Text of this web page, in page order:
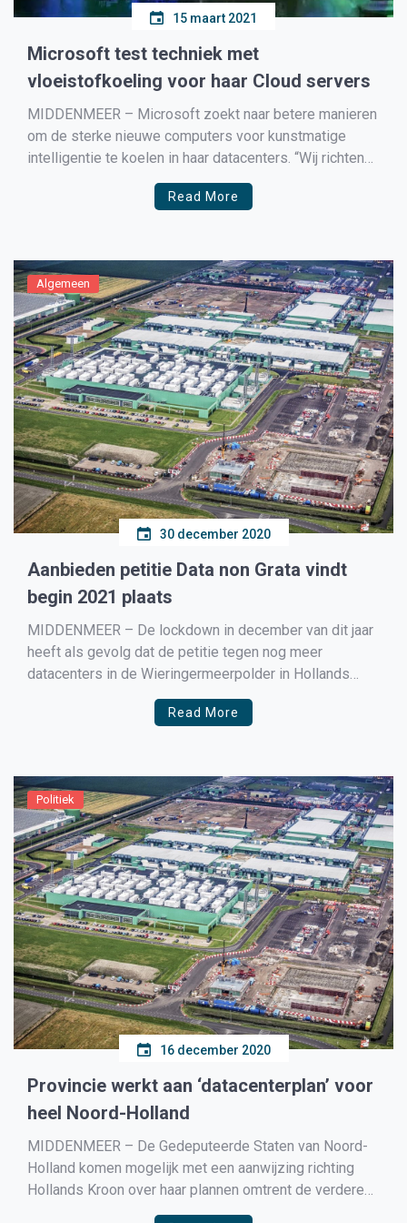
15 maart 2021
Microsoft test techniek met
vloeistofkoeling voor haar Cloud servers
MIDDENMEER – Microsoft zoekt naar betere manieren
om de sterke nieuwe computers voor kunstmatige
intelligentie te koelen in haar datacenters. “Wij richten
ons voor de toekomst van onze datacenters op twee-
fase vloeistofkoeling en we hebben enorm veel
Read More
Algemeen
30 december 2020
Aanbieden petitie Data non Grata vindt
begin 2021 plaats
MIDDENMEER – De lockdown in december van dit jaar
heeft als gevolg dat de petitie tegen nog meer
datacenters in de Wieringermeerpolder in Hollands
Kroon pas begin 2021 kan worden aangeboden. Dit laat
Muriel van Nieuwenhuijzen weten namens Data non
Read More
Politiek
16 december 2020
Provincie werkt aan ‘datacenterplan’ voor
heel Noord-Holland
MIDDENMEER – De Gedeputeerde Staten van Noord-
Holland komen mogelijk met een aanwijzing richting
Hollands Kroon over haar plannen omtrent de verdere
uitbreiding van het aantal datacenters. Gedeputeerde